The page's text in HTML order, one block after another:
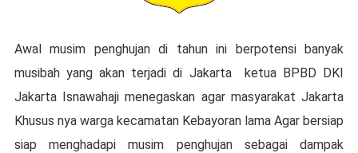
Awal musim penghujan di tahun ini berpotensi banyak
musibah yang akan terjadi di Jakarta ketua BPBD DKI
Jakarta Isnawahaji menegaskan agar masyarakat Jakarta
Khusus nya warga kecamatan Kebayoran lama Agar bersiap
siap menghadapi musim penghujan sebagai dampak